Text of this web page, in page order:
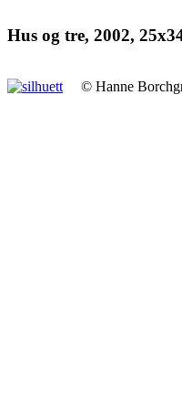
Hus og tre, 2002,
© Hanne